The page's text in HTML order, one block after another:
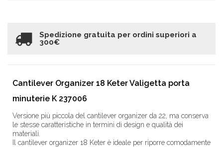
Spedizione gratuita per ordini superiori a
300€
Cantilever Organizer 18 Keter Valigetta porta
minuterie K 237006
Versione più piccola del cantilever organizer da 22, ma conserva
le stesse caratteristiche in termini di design e qualità dei
materiali.
Il cantilever organizer 18 Keter è ideale per riporre comodamente